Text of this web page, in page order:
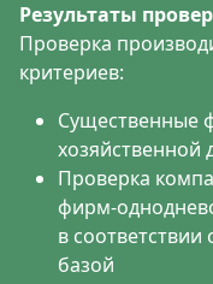
Результаты
Проверка
критериев:
Существенные
хозяйственной
Проверка
фирм-
в
базой